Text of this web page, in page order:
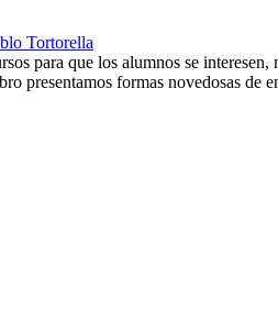
Tortorella
para que los alumnos se
presentamos formas novedosas